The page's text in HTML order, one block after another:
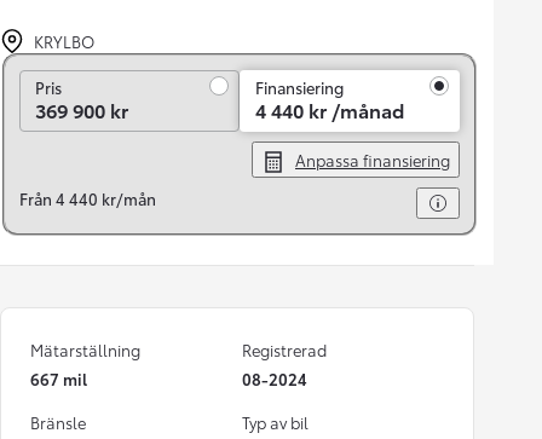
KRYLBO
PrisPris
369 900 kr
Finansiering
4 440 kr /månad
Anpassa finansiering
Från 4 440 kr/mån
Mätarställning
667 mil
Registrerad
08-2024
Bränsle
Typ av bil